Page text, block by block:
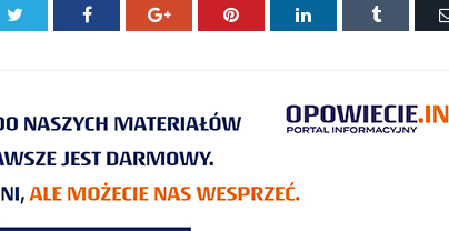
Twitter Facebook Google+ Pinterest LinkedIn Tumblr